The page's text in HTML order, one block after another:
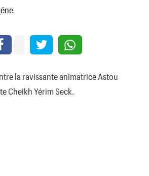
la ravissante animatrice Astou
Cheikh Yérim Seck.